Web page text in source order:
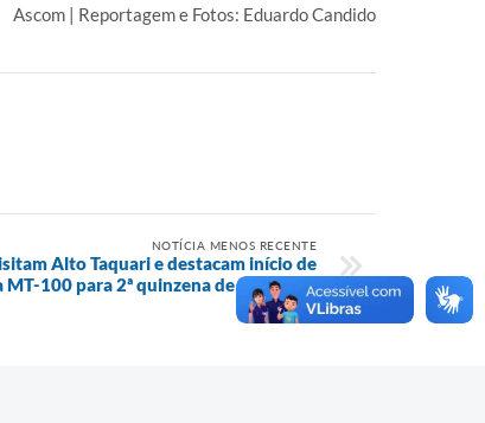
Ascom | Reportagem e Fotos: Eduardo Candido
NOTÍCIA MENOS RECENTE
Alto Taquari e destacam início de
100 para 2ª quinzena de setembro